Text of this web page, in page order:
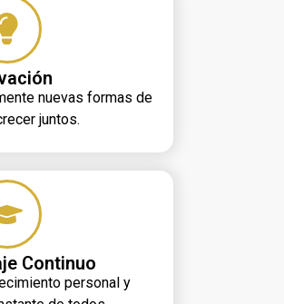
nuevas formas de
juntos.
Continuo
personal y